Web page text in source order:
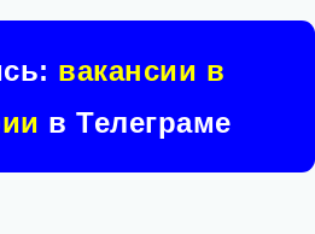
вакансии в
в Телеграме